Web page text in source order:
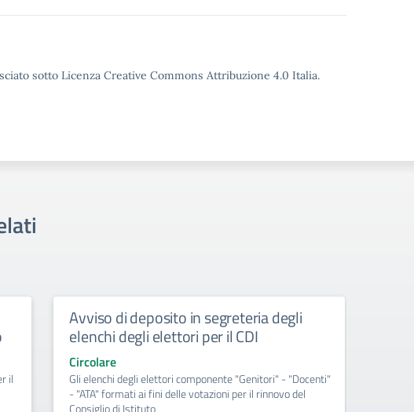
sotto Licenza Creative Commons Attribuzione 4.0 Italia.
il
Avviso di deposito in segreteria degli
elenchi degli elettori per il CDI
Circolare
Gli elenchi degli elettori componente "Genitori" - "Docenti"
- "ATA" formati ai fini delle votazioni per il rinnovo del
Consiglio di Istituto